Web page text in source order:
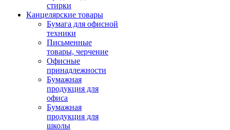
стирки
Канцелярские товары
Бумага для офисной
техники
Письменные
товары, черчение
Офисные
принадлежности
Бумажная
продукция для
офиса
Бумажная
продукция для
школы